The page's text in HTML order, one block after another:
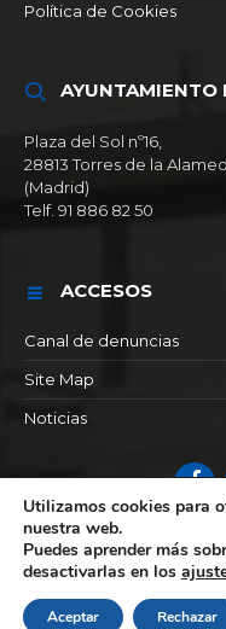
Política de Cookies
AYUNTAMIENTO
Plaza del Sol nº16,
28813 Torres de la
(Madrid)
Telf. 91 886 82 50
ACCESOS
Canal de denuncias
Site Map
Noticias
Utilizamos cookies para
nuestra web.
Puedes aprender más
desactivarlas en los
Aceptar Rechazar